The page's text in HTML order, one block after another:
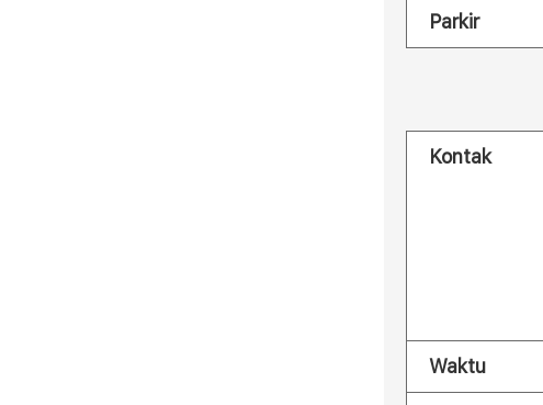
Parkir
Kontak
Waktu